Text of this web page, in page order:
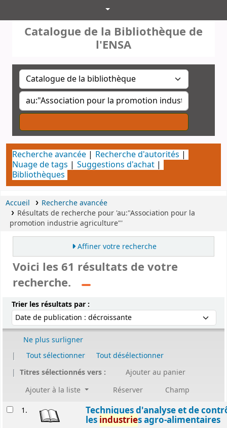
Catalogue de la Bibliothéque
Catalogue de la Bibliothèque de
l'ENSA
Recherche avancée
Recherche d'autorités
Nuage de tags
Suggestions d'achat
Bibliothèques
Accueil
Recherche avancée
Résultats de recherche pour 'au:"Association pour la
promotion industrie agriculture"'
Affiner votre recherche
Voici les 61 résultats de votre
recherche.
Trier
Trier les résultats par :
Ne plus surligner
Tout sélectionner
Tout désélectionner
Titres sélectionnés vers :
Ajouter au panier
Ajouter à la liste
Réserver Champ
Résultats
1. Techniques d'analyse et de
les industries agro-alimentaires